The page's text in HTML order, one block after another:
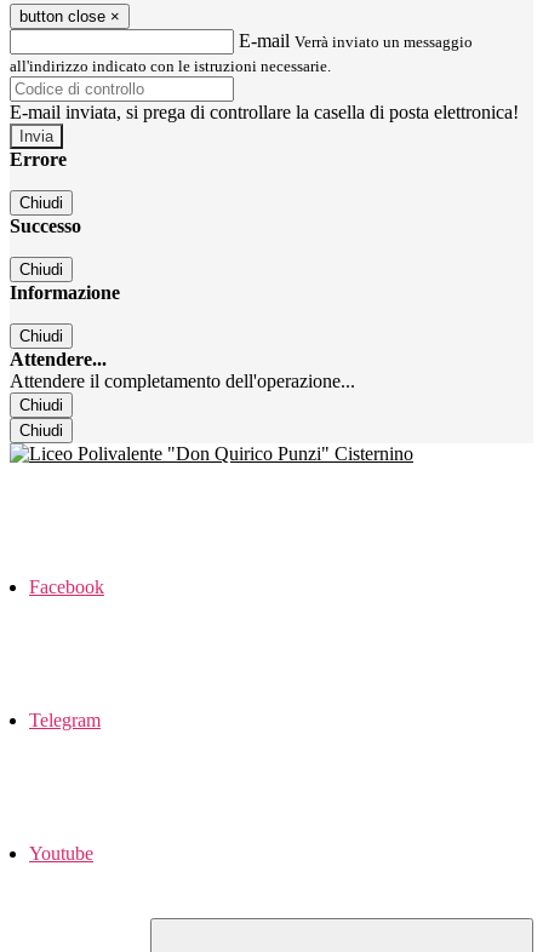
button close ×
E-mail Verrà inviato un messaggio
all'indirizzo indicato con le istruzioni necessarie.
E-mail inviata, si prega di controllare la casella di posta elettronica!
Errore
Chiudi
Successo
Chiudi
Informazione
Chiudi
Attendere...
Attendere il completamento dell'operazione...
Chiudi
Chiudi
Facebook
Telegram
Youtube